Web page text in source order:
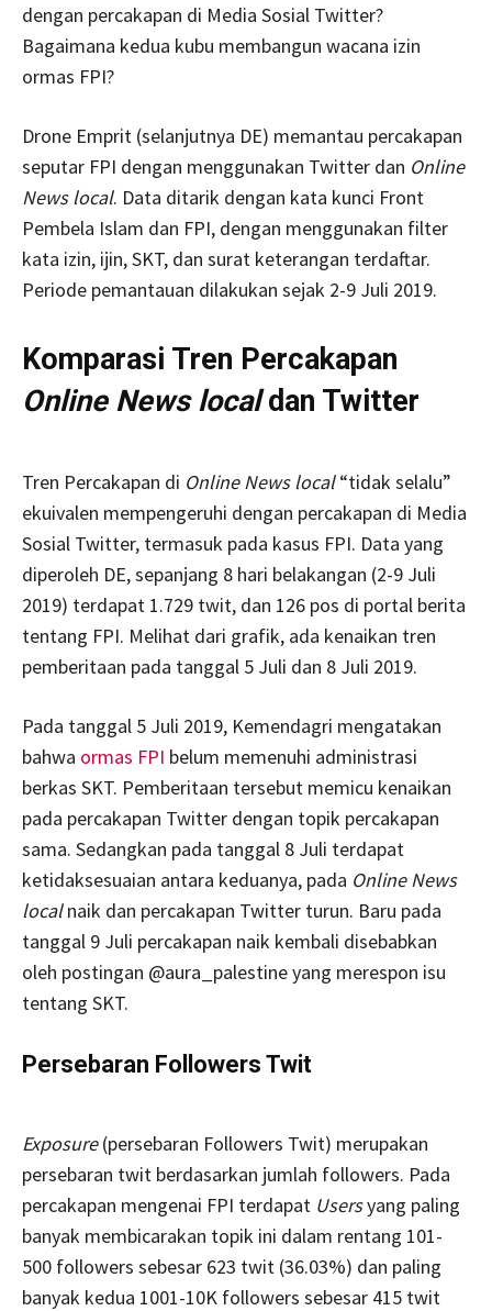
dengan percakapan di Media Sosial Twitter?
Bagaimana kedua kubu membangun wacana izin
ormas FPI?
Drone Emprit (selanjutnya DE) memantau percakapan
seputar FPI dengan menggunakan Twitter dan Online
News local. Data ditarik dengan kata kunci Front
Pembela Islam dan FPI, dengan menggunakan filter
kata izin, ijin, SKT, dan surat keterangan terdaftar.
Periode pemantauan dilakukan sejak 2-9 Juli 2019.
Komparasi Tren Percakapan
Online News localdan Twitter
Tren Percakapan di Online News local“tidak selalu”
ekuivalen mempengeruhi dengan percakapan di Media
Sosial Twitter, termasuk pada kasus FPI. Data yang
diperoleh DE, sepanjang 8 hari belakangan (2-9 Juli
2019) terdapat 1.729 twit, dan 126 pos di portal berita
tentang FPI. Melihat dari grafik, ada kenaikan tren
pemberitaan pada tanggal 5 Juli dan 8 Juli 2019.
Pada tanggal 5 Juli 2019, Kemendagri mengatakan
bahwa ormas FPI belum memenuhi administrasi
berkas SKT. Pemberitaan tersebut memicu kenaikan
pada percakapan Twitter dengan topik percakapan
sama. Sedangkan pada tanggal 8 Juli terdapat
ketidaksesuaian antara keduanya, pada Online News
localnaik dan percakapan Twitter turun. Baru pada
tanggal 9 Juli percakapan naik kembali disebabkan
oleh postingan @aura_palestine yang merespon isu
tentang SKT.
Persebaran Followers Twit
Exposure(persebaran Followers Twit) merupakan
persebaran twit berdasarkan jumlah followers. Pada
percakapan mengenai FPI terdapat Usersyang paling
banyak membicarakan topik ini dalam rentang 101-
500 followers sebesar 623 twit (36.03%) dan paling
banyak kedua 1001-10K followers sebesar 415 twit